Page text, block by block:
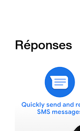
Réponses